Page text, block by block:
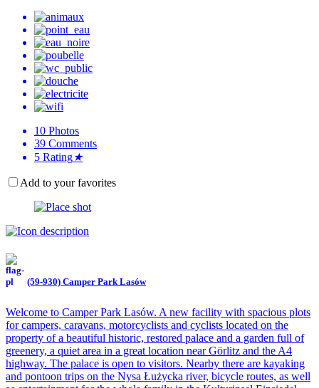
10 Photos
39 Comments
5 Rating★
Add to your favorites
(59-930) Camper Park Lasów
Welcome to Camper Park Lasów. A new facility with spacious plots
for campers, caravans, motorcyclists and cyclists located on the
property of a beautiful historic, restored palace and a garden full of
greenery, a quiet area in a great location near Görlitz and the A4
highway. The palace is open to visitors. Nearby there are kayaking
and pontoon trips on the Nysa Łużycka river, bicycle routes, as well